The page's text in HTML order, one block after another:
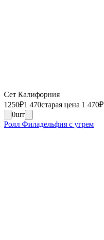
Сет Калифорния
1250₽1 470старая цена 1 470₽
0шт
Ролл Филадельфия с угрем